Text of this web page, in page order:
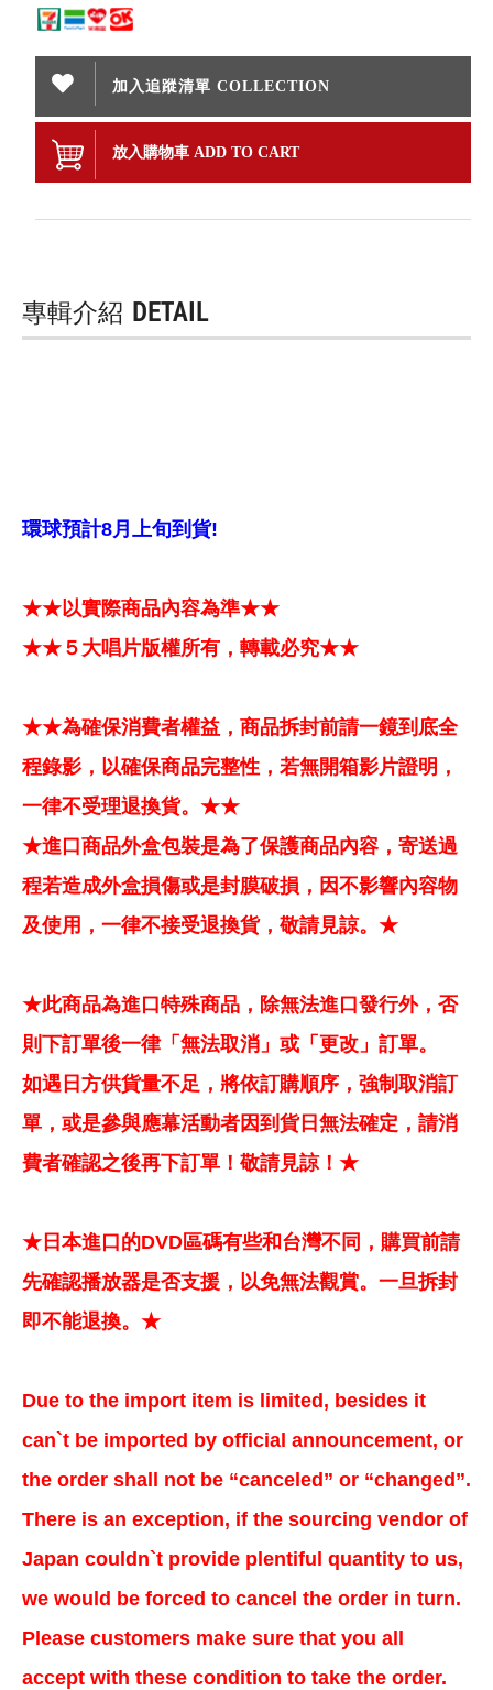
加入追蹤清單 COLLECTION
放入購物車 ADD TO CART
專輯介紹 DETAIL
環球預計8月上旬到貨!
★★以實際商品內容為準★★
★★５大唱片版權所有，轉載必究★★
★★為確保消費者權益，商品拆封前請一鏡到底全
程錄影，以確保商品完整性，若無開箱影片證明，
一律不受理退換貨。★★
★進口商品外盒包裝是為了保護商品內容，寄送過
程若造成外盒損傷或是封膜破損，因不影響內容物
及使用，一律不接受退換貨，敬請見諒。★
★此商品為進口特殊商品，除無法進口發行外，否
則下訂單後一律「無法取消」或「更改」訂單。
如遇日方供貨量不足，將依訂購順序，強制取消訂
單，或是參與應幕活動者因到貨日無法確定，請消
費者確認之後再下訂單！敬請見諒！★
★日本進口的DVD區碼有些和台灣不同，購買前請
先確認播放器是否支援，以免無法觀賞。一旦拆封
即不能退換。★
Due to the import item is limited, besides it
can`t be imported by official announcement, or
the order shall not be “canceled” or “changed”.
There is an exception, if the sourcing vendor of
Japan couldn`t provide plentiful quantity to us,
we would be forced to cancel the order in turn.
Please customers make sure that you all
accept with these condition to take the order.